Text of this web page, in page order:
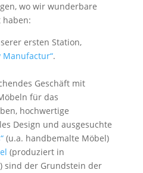
wo wir wunderbare
haben:
ersten Station,
Manufactur“.
Geschäft mit
für das
hochwertige
Design und ausgesuchte
(u.a. handbemalte Möbel)
(produziert in
sind der Grundstein der